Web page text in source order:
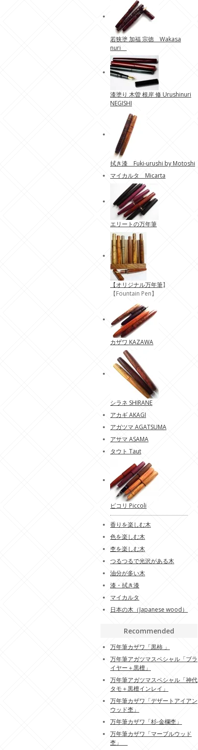
若狭塗 加福 宗徳 Wakasa
nuri
漆塗り 木曽 根岸 修 Urushinuri
NEGISHI
拭き漆 Fuki-urushi by Motoshi
マイカルタ Micarta
エリートの万年筆
【オリジナル万年筆】
【Fountain Pen】
カザワ KAZAWA
シラネ SHIRANE
アカギ AKAGI
アガツマ AGATSUMA
アサマ ASAMA
タウト Taut
ピコリ Piccoli
香りを楽しむ木
色を楽しむ木
杢を楽しむ木
つるつるで光沢がある木
油分が多い木
漆・拭き漆
マイカルタ
日本の木（Japanese wood）
Recommended
万年筆カザワ「黒柿 」
万年筆アガツマスペシャル「ブラ
イヤー＋黒檀」
万年筆アガツマスペシャル「神代
タモ＋黒檀インレイ」
万年筆カザワ「デザートアイアン
ウッド杢」
万年筆カザワ「杉-金欄杢」
万年筆カザワ「マーブルウッド
杢」